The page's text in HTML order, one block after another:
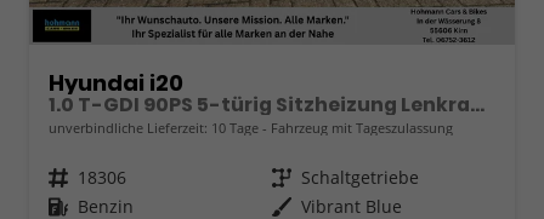
Hyundai i20
1.0 T-GDI 90PS 5-türig Sitzheizung Lenkradheizung Rückf.Kamera PDC Klima Apple CarPlay Android Auto Tempomat Touchscreen
unverbindliche Lieferzeit: 10 Tage Fahrzeug mit Tageszulassung
Fahrzeugnr. 18306 Getriebe Schaltgetriebe
Kraftstoff Benzin Außenfarbe Vibrant Blue